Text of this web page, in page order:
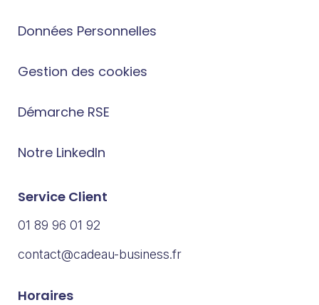
Données Personnelles
Gestion des cookies
Démarche RSE
Notre LinkedIn
Service Client
01 89 96 01 92
contact@cadeau-business.fr
Horaires